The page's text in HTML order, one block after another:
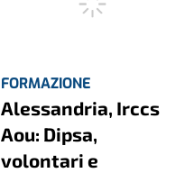
FORMAZIONE
Alessandria, Irccs
Aou: Dipsa,
volontari e